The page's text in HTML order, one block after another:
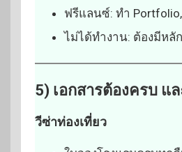
ฟรีแลนซ์: ทำ
ไม่ได้ทำงาน: ต้องมีหลั
5) เอกสารต้องครบ แ
วีซ่าท่องเที่ยว